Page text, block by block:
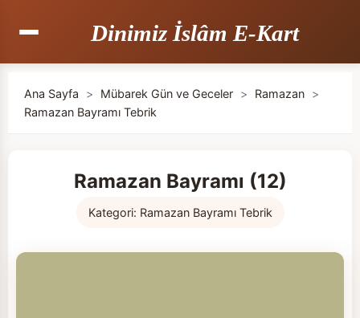
Dinimiz İslâm E-Kart
Ana Sayfa > Mübarek Gün ve Geceler > Ramazan >
Ramazan Bayramı Tebrik
Ramazan Bayramı (12)
Kategori: Ramazan Bayramı Tebrik